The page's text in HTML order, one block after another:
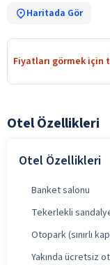
Haritada Gör
Fiyatları görmek için
Otel Özellikleri
Otel Özellikleri
Banket salonu
Tekerlekli
Otopark (sınırlı
Yakında ücretsiz